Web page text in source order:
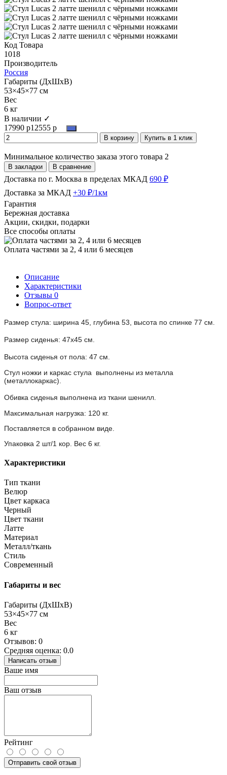
Код Товара
1018
Производитель
Россия
Габариты (ДхШхВ)
53×45×77 см
Вес
6 кг
В наличии ✓
17990 р12555 р
В корзину Купить в 1 клик
Минимальное количество заказа этого товара 2
В закладки В сравнение
Доставка по г. Москва в пределах МКАД 690 ₽
Доставка за МКАД +30 ₽/1км
Гарантия
Бережная доставка
Акции, скидки, подарки
Все способы оплаты
Оплата частями за 2, 4 или 6 месяцев
Описание
Характеристики
Отзывы 0
Вопрос-ответ
Размер стула: ширина 45, глубина 53, высота по спинке 77 см.
Размер сиденья: 47х45 см.
Высота сиденья от пола: 47 см.
Стул ножки и каркас стула выполнены из металла
(металлокаркас).
Обивка сиденья выполнена из ткани шенилл.
Максимальная нагрузка: 120 кг.
Поставляется в собранном виде.
Упаковка 2 шт/1 кор. Вес 6 кг.
Характеристики
Тип ткани
Велюр
Цвет каркаса
Черный
Цвет ткани
Латте
Материал
Металл/ткань
Стиль
Современный
Габариты и вес
Габариты (ДхШхВ)
53×45×77 см
Вес
6 кг
Отзывов: 0
Средняя оценка: 0.0
Написать отзыв
Ваше имя
Ваш отзыв
Рейтинг
Отправить свой отзыв